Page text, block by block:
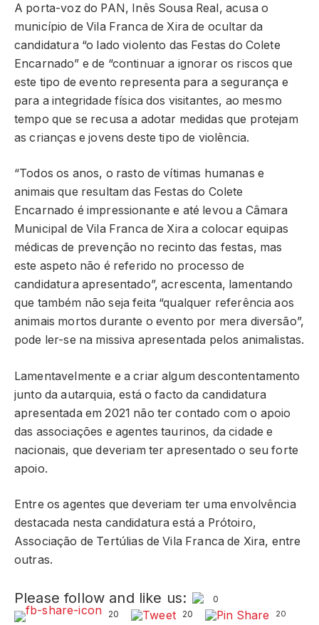
A porta-voz do PAN, Inês Sousa Real, acusa o
município de Vila Franca de Xira de ocultar da
candidatura “o lado violento das Festas do Colete
Encarnado” e de “continuar a ignorar os riscos que
este tipo de evento representa para a segurança e
para a integridade física dos visitantes, ao mesmo
tempo que se recusa a adotar medidas que protejam
as crianças e jovens deste tipo de violência.
“Todos os anos, o rasto de vítimas humanas e
animais que resultam das Festas do Colete
Encarnado é impressionante e até levou a Câmara
Municipal de Vila Franca de Xira a colocar equipas
médicas de prevenção no recinto das festas, mas
este aspeto não é referido no processo de
candidatura apresentado”, acrescenta, lamentando
que também não seja feita “qualquer referência aos
animais mortos durante o evento por mera diversão”,
pode ler-se na missiva apresentada pelos animalistas.
Lamentavelmente e a criar algum descontentamento
junto da autarquia, está o facto da candidatura
apresentada em 2021 não ter contado com o apoio
das associações e agentes taurinos, da cidade e
nacionais, que deveriam ter apresentado o seu forte
apoio.
Entre os agentes que deveriam ter uma envolvência
destacada nesta candidatura está a Prótoiro,
Associação de Tertúlias de Vila Franca de Xira, entre
outras.
Please follow and like us:
0
20
20 20